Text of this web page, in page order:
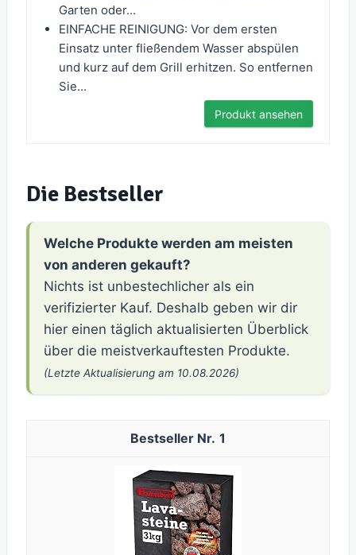
Garten oder...
EINFACHE REINIGUNG: Vor dem ersten
Einsatz unter fließendem Wasser abspülen
und kurz auf dem Grill erhitzen. So entfernen
Sie...
Produkt ansehen
Die Bestseller
Welche Produkte werden am meisten
von anderen gekauft?
Nichts ist unbestechlicher als ein
verifizierter Kauf. Deshalb geben wir dir
hier einen täglich aktualisierten Überblick
über die meistverkauftesten Produkte.
(Letzte Aktualisierung am 10.08.2026)
1